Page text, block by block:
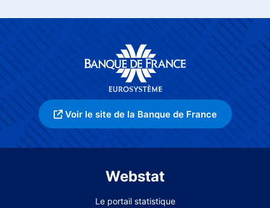
Voir le site de la Banque de France
Webstat
Le portail statistique